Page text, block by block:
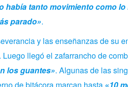
había tanto movimiento como
parado».
y las enseñanzas de su
. Luego llegó el zafarrancho de
los guantes». Algunas de las
de bitácora marcan hasta «10